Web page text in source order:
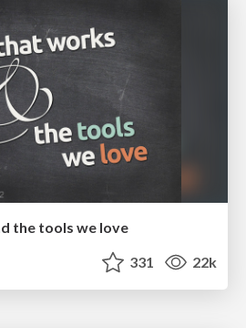
the tools we love
331 22k